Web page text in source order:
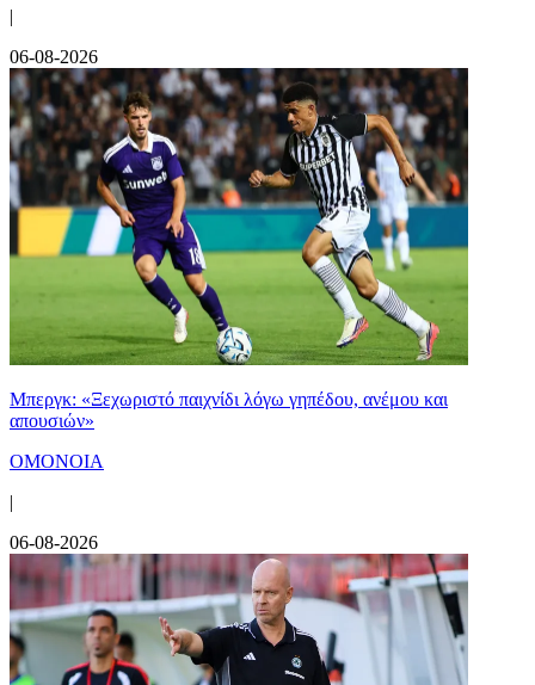
|
06-08-2026
Μπεργκ: «Ξεχωριστό παιχνίδι λόγω γηπέδου, ανέμου και
απουσιών»
ΟΜΟΝΟΙΑ
|
06-08-2026